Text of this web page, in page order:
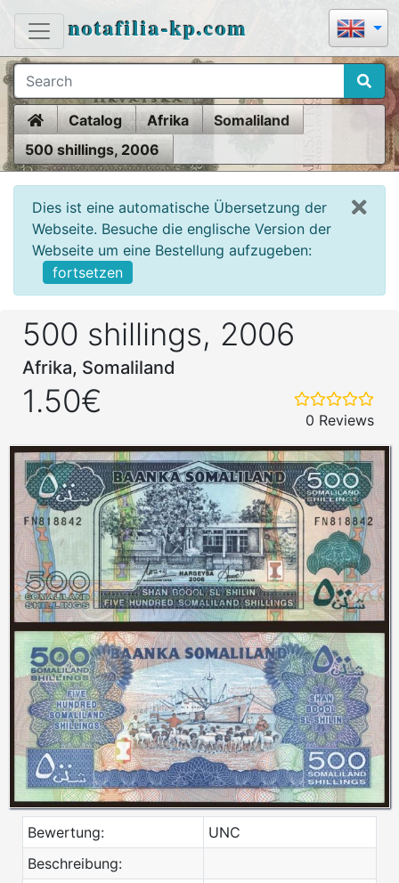
notafilia-kp.com
HomeCatalog Afrika
Somaliland
500 shillings, 2006
Dies ist eine automatische Übersetzung der
Webseite. Besuche die englische Version der
Webseite um eine Bestellung aufzugeben:
fortsetzen
500 shillings, 2006
Afrika, Somaliland
1.50€
0 Reviews
Bewertung:
UNC
Beschreibung: